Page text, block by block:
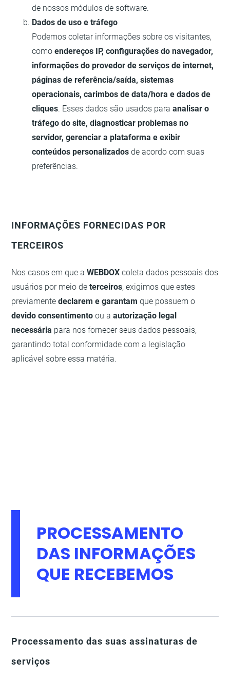
de nossos módulos de software.
Dados de uso e tráfego
Podemos coletar informações sobre os visitantes,
comoendereços IP, configurações do navegador,
informações do provedor de serviços de internet,
páginas de referência/saída, sistemas
operacionais, carimbos de data/hora e dados de
cliques. Esses dados são usados paraanalisar o
tráfego do site, diagnosticar problemas no
servidor, gerenciar a plataforma e exibir
conteúdos personalizados de acordo com suas
preferências.
INFORMAÇÕES FORNECIDAS POR
TERCEIROS
Nos casos em que aWEBDOX coleta dados pessoais dos
usuários por meio deterceiros, exigimos que estes
previamentedeclarem e garantam que possuem o
devido consentimento ou aautorização legal
necessária para nos fornecer seus dados pessoais,
garantindo total conformidade com a legislação
aplicável sobre essa matéria.
PROCESSAMENTO
DAS INFORMAÇÕES
QUE RECEBEMOS
Processamento das suas assinaturas de
serviços